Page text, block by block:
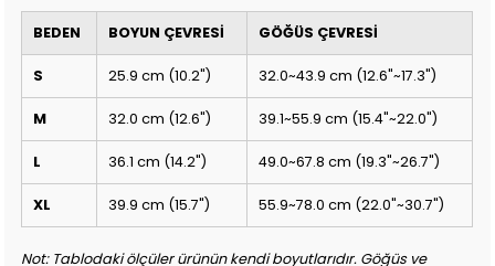
BEDEN BOYUN ÇEVRESİ GÖĞÜS ÇEVRESİ
S 25.9 cm (10.2") 32.0~43.9 cm (12.6"~17.3")
M 32.0 cm (12.6") 39.1~55.9 cm (15.4"~22.0")
L 36.1 cm (14.2") 49.0~67.8 cm (19.3"~26.7")
XL 39.9 cm (15.7") 55.9~78.0 cm (22.0"~30.7")
Not: Tablodaki ölçüler ürünün kendi boyutlarıdır. Göğüs ve